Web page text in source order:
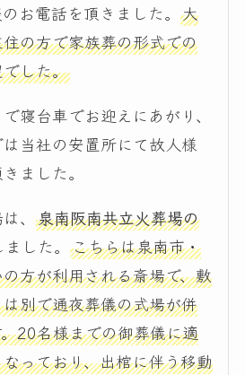
お電話を頂きました。大
の方で家族葬の形式での
した。
寝台車でお迎えにあがり、
当社の安置所にて故人様
ました。
、泉南阪南共立火葬場の
ました。こちらは泉南市・
方が利用される斎場で、敷
別で通夜葬儀の式場が併
20名様までの御葬儀に適
っており、出棺に伴う移動